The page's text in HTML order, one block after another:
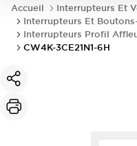
Accueil
Interrupteurs Et
Interrupteurs Et
Interrupteurs Profil
CW4K-3CE21N1-6H